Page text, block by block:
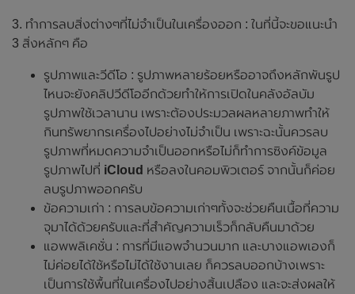
3. ทำการลบสิ่งต่างๆที่ไม่จำเป็นในเครื่องออก : ในที่นี้จะขอแนะนำ
3 สิ่งหลักๆ คือ
รูปภาพและวีดีโอ : รูปภาพหลายร้อยหรืออาจถึงหลักพันรูป
ไหนจะยังคลิปวีดีโออีกด้วยทำให้การเปิดในคลังอัลบัม
รูปภาพใช้เวลานาน เพราะต้องประมวลผลหลายภาพทำให้
กินทรัพยากรเครื่องไปอย่างไม่จำเป็น เพราะฉะนั้นควรลบ
รูปภาพที่หมดความจำเป็นออกหรือไม่ก็ทำการซิงค์ข้อมูล
รูปภาพไปที่ iCloud หรือลงในคอมพิวเตอร์ จากนั้นก็ค่อย
ลบรูปภาพออกครับ
ข้อความเก่า : การลบข้อความเก่าๆทั้งจะช่วยคืนเนื้อที่ความ
จุมาได้ด้วยครับและที่สำคัญความเร็วก็กลับคืนมาด้วย
แอพพลิเคชั่น : การที่มีแอพจำนวนมาก และบางแอพเองก็
ไม่ค่อยได้ใช้หรือไม่ได้ใช้งานเลย ก็ควรลบออกบ้างเพราะ
เป็นการใช้พื้นที่ในเครื่องไปอย่างสิ้นเปลือง และจะส่งผลให้